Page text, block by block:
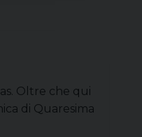
Oltre che qui
di Quaresima